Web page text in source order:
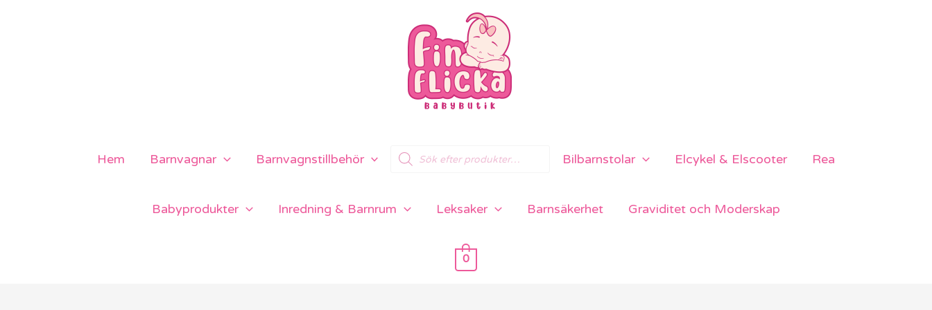
Hem Barnvagnar Barnvagnstillbehör
Products
search
Bilbarnstolar Elcykel & Elscooter Rea
Babyprodukter Inredning & Barnrum Leksaker Barnsäkerhet Graviditet och Moderskap
0